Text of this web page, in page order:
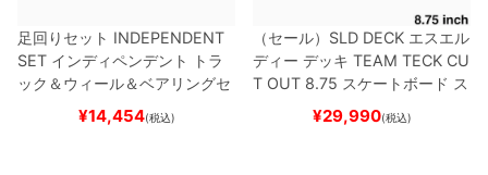
足回りセット INDEPENDENT
SET インディペンデント
トラ
ック＆ウィール＆ベアリングセ
（トリック用）
ード スケボー
¥14,454(税込)
（セール） SLD DECK エスエル
ディー デッキ TEAM TECK CU
T OUT 8.75 スケートボード ス
¥29,990(税込)